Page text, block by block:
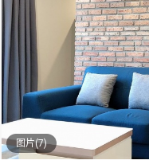
图片(7)